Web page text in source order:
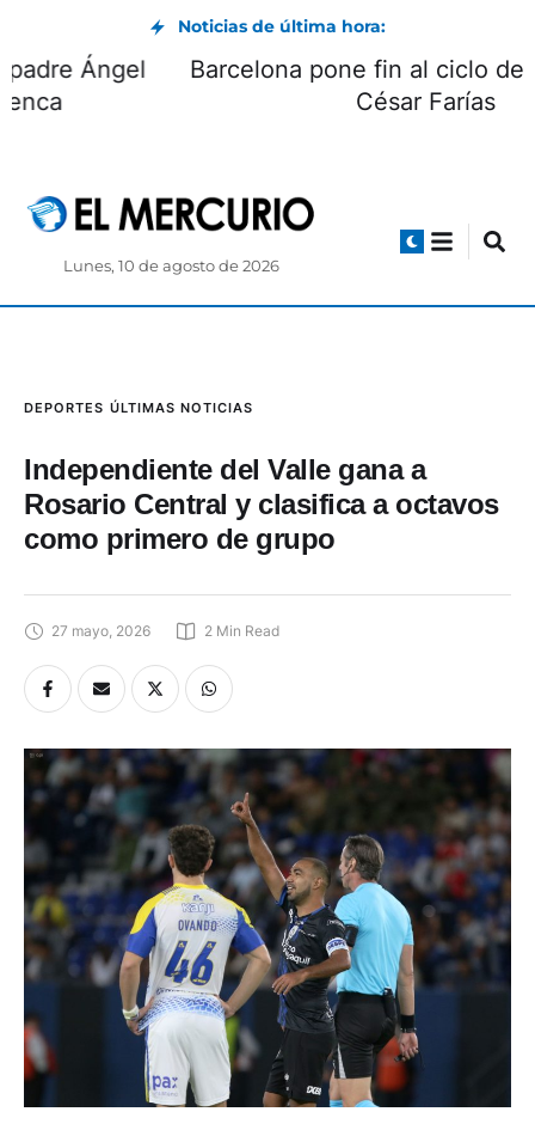
Noticias de última hora:
Comunidad Salesiana despide al padre Ángel
López, quien sirvió en Cuenca
Lunes, 10 de agosto de 2026
DEPORTES ÚLTIMAS NOTICIAS
Independiente del Valle gana a
Rosario Central y clasifica a octavos
como primero de grupo
27 mayo, 2026 2 Min Read